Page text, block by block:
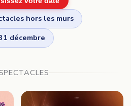
hors les murs
décembre